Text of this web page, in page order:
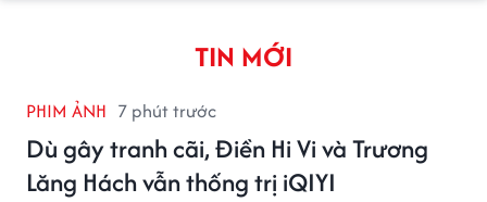
TIN MỚI
PHIM ẢNH 7 phút trước
Dù gây tranh cãi, Điền Hi Vi và Trương
Lăng Hách vẫn thống trị iQIYI